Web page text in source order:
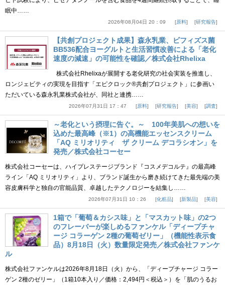
眠中……
2026年08月04日 20：09 原料 研究報告
【共創プロジェクト成果】森永乳業、ビフィズス菌
BB536配合ヨーグルトと生活習慣改善による「老化
速度の減速」の可能性を確認／株式会社Rhelixa
株式会社Rhelixaが展開する老化研究の社会実装を推進し、
ロンジェビティの実現を目指す「エピクロック®共創プロジェクト」に参画い
ただいている森永乳業株式会社が、同社と連携……
2026年07月31日 17：47 原料 研究報告 美容 調査
～老化という摂理に告ぐ。～ 100年美肌への想いを
込めた最高峰（※1）の高機能エッセンスクリーム
「AQ ミリオリティ ザ クリーム デコラシオン」を
発売／株式会社コーセー
株式会社コーセーは、ハイプレステージブランド『コスメデコルテ』の最高峰
ライン「AQ ミリオリティ」より、ブランド誕生から磨き続けてきた最先端の美
容皮膚科学と独自の官能品質、卓越したテクノロジーを結集し……
2026年07月31日 10：26 化粧品 新製品 美容
1箱で「葡萄＆カシス味」と「マスカット味」の2つ
のフレーバーが楽しめるファンケル「ディープチャ
ージ コラーゲン 2種の葡萄ゼリー」（機能性表示食
品）8月18日（火）数量限定発売／株式会社ファンケ
ル
株式会社ファンケルは2026年8月18日（火）から、「ディープチャージ コラー
ゲン 2種のゼリー」（1箱10本入り／価格：2,494円＜税込＞）を「肌のうるお